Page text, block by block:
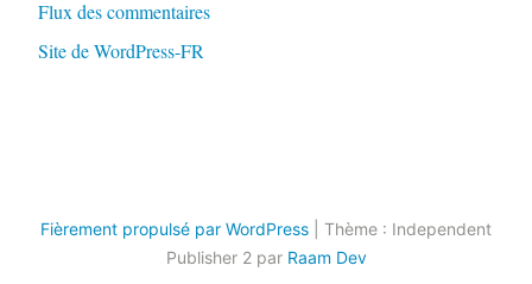
Flux des commentaires
Site de WordPress-FR
Fièrement propulsé par WordPress
Thème : Independent
Publisher 2 par Raam Dev